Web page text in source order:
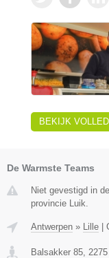
BEKIJK
De Warmste Teams
Niet gevestigd in
provincie Luik.
Antwerpen » Lille |
Balsakker 85 2275